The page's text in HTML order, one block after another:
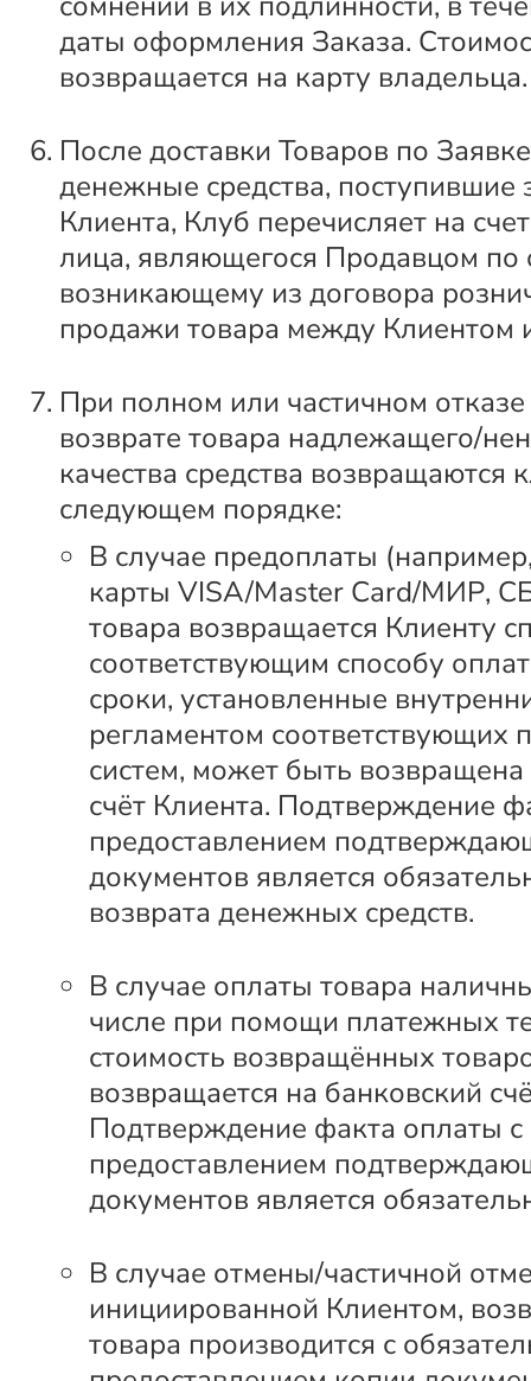
даты оформления Заказа.
возвращается на карту владельца.
После доставки Товаров по
денежные средства, поступившие
Клиента, Клуб перечисляет на
лица, являющегося Продавцом по
возникающему из договора
продажи товара между Клиентом
При полном или частичном отказе
возврате товара надлежащего/
качества средства возвращаются
следующем порядке:
В случае предоплаты
карты VISA/Master Card/МИР,
товара возвращается Клиенту
соответствующим способу
сроки, установленные
регламентом соответствующих
систем, может быть
счёт Клиента. Подтверждение
предоставлением
документов является
возврата денежных средств.
В случае оплаты товара
числе при помощи платежных
стоимость возвращённых
возвращается на банковский
Подтверждение факта оплаты с
предоставлением
документов является
В случае отмены/частичной
инициированной Клиентом,
товара производится с